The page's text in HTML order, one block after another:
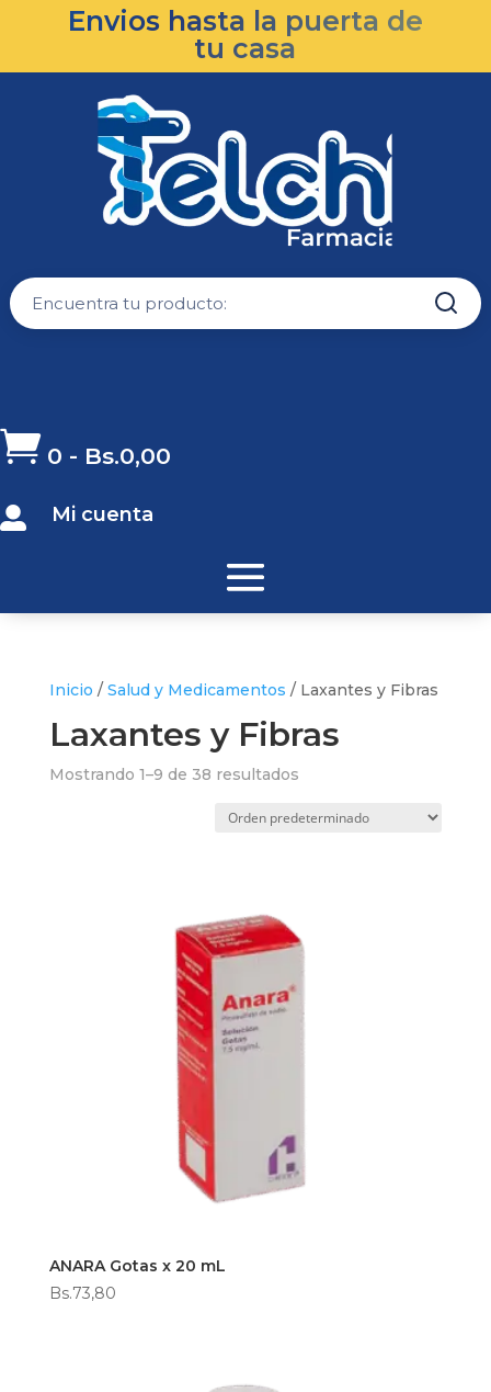
Envios hasta la puerta de
tu casa
 0 - Bs.0,00
 Mi cuenta
Inicio / Salud y Medicamentos / Laxantes y Fibras
Laxantes y Fibras
Mostrando 1–9 de 38 resultados
ANARA Gotas x 20 mL
Bs.73,80